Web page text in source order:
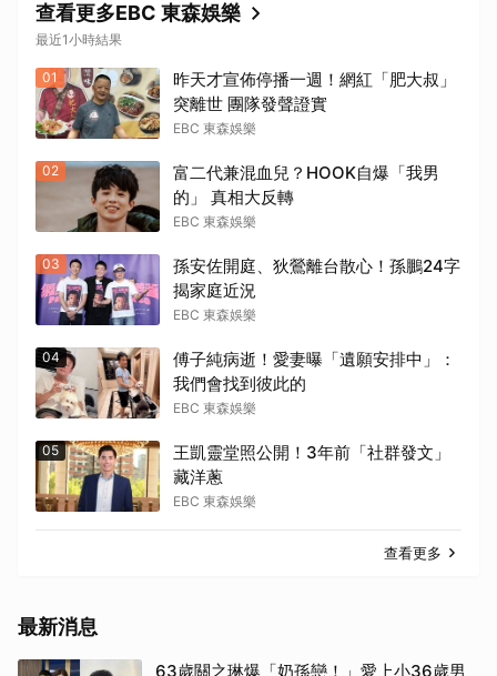
查看更多EBC 東森娛樂
最近1小時結果
01
昨天才宣佈停播一週！網紅「肥大叔」
突離世 團隊發聲證實
EBC 東森娛樂
02
富二代兼混血兒？HOOK自爆「我男
的」 真相大反轉
EBC 東森娛樂
03
孫安佐開庭、狄鶯離台散心！孫鵬24字
揭家庭近況
EBC 東森娛樂
04
傅子純病逝！愛妻曝「遺願安排中」：
我們會找到彼此的
EBC 東森娛樂
05
王凱靈堂照公開！3年前「社群發文」
藏洋蔥
EBC 東森娛樂
查看更多
最新消息
63歲關之琳爆「奶孫戀！」愛上小36歲男